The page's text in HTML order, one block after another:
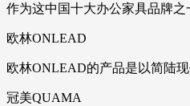
作为这中国十大办公家具品牌
欧林ONLEAD
欧林ONLEAD的产品是以简陆
冠美QUAMA